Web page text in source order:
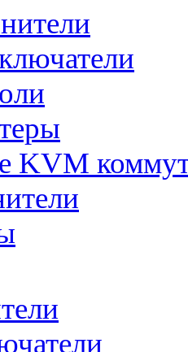
KVM